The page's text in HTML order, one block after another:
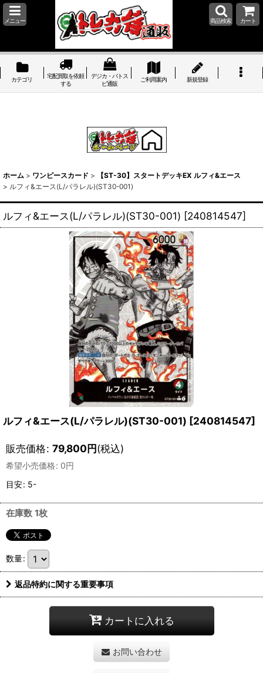
メニュー 商品検索 カート
カテゴリ
宅配買取を依頼
する
デジカ・バトス
ピ通販
ご利用案内 新規登録
ホーム > ワンピースカード >
【ST-30】スタートデッキEX ルフィ&エース
> ルフィ&エース(L/パラレル)(ST30-001)
ルフィ&エース(L/パラレル)(ST30-001) [240814547]
ルフィ&エース(L/パラレル)(ST30-001) [240814547]
販売価格: 79,800円(税込)
希望小売価格: 0円
目安: 5-
在庫数 1枚
数量:
返品特約に関する重要事項
カートに入れる
お問い合わせ